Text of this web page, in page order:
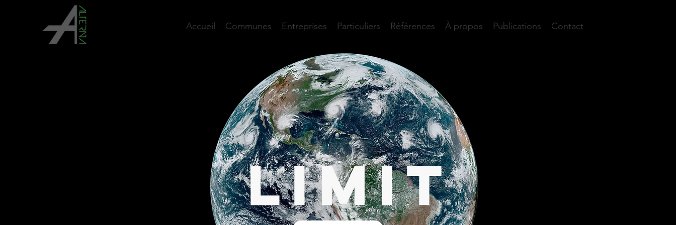
Accueil Communes Entreprises Particuliers Références À propos Publications Contact